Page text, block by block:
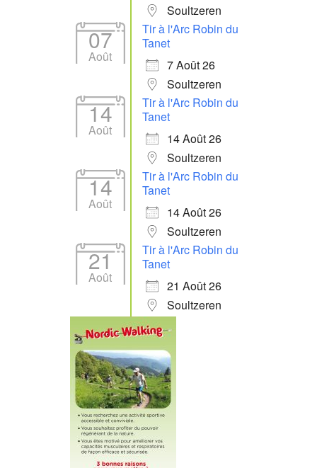
Soultzeren
07
Août
Tir à l'Arc Robin du
Tanet
7 Août 26
Soultzeren
14
Août
Tir à l'Arc Robin du
Tanet
14 Août 26
Soultzeren
14
Août
Tir à l'Arc Robin du
Tanet
14 Août 26
Soultzeren
21
Août
Tir à l'Arc Robin du
Tanet
21 Août 26
Soultzeren